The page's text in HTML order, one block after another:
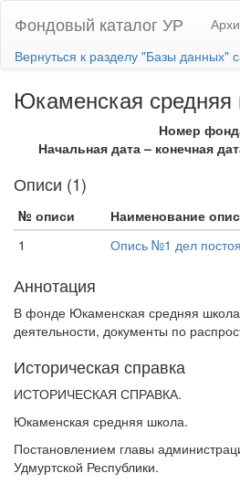
Фондовый каталог УР
Вернуться к разделу "Базы данных"
Юкаменская
Номер
Начальная дата – конечная
Описи (1)
№ описи Наименование
1
Опись №1 дел
Аннотация
В фонде Юкаменская средняя
деятельности, документы по
Историческая справка
ИСТОРИЧЕСКАЯ СПРАВКА.
Юкаменская средняя школа.
Постановлением главы
Удмуртской Республики.